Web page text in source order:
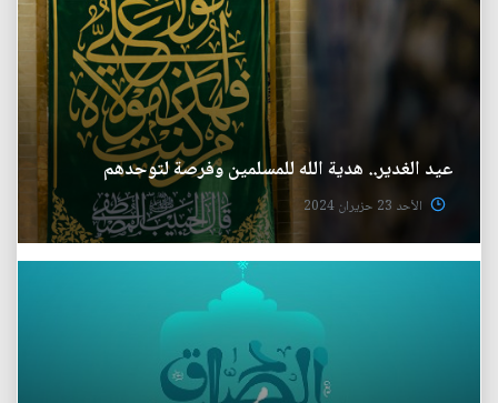
عيد الغدير.. هدية الله للمسلمين وفرصة لتوحدهم
الأحد 23 حزيران 2024